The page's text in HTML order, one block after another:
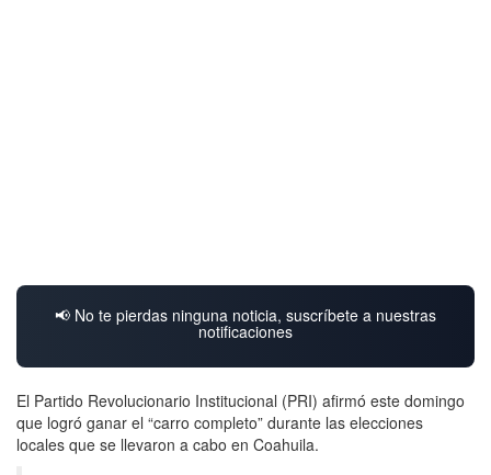
📢 No te pierdas ninguna noticia, suscríbete a nuestras
notificaciones
El Partido Revolucionario Institucional (PRI) afirmó este domingo
que logró ganar el “carro completo” durante las elecciones
locales que se llevaron a cabo en Coahuila.